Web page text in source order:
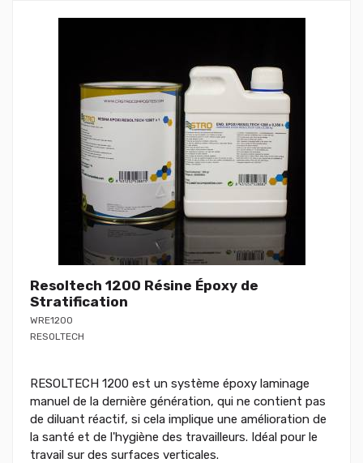
Resoltech 1200 Résine Époxy de
Stratification
WRE1200
RESOLTECH
RESOLTECH 1200 est un système époxy laminage
manuel de la dernière génération, qui ne contient pas
de diluant réactif, si cela implique une amélioration de
la santé et de l'hygiène des travailleurs. Idéal pour le
travail sur des surfaces verticales.